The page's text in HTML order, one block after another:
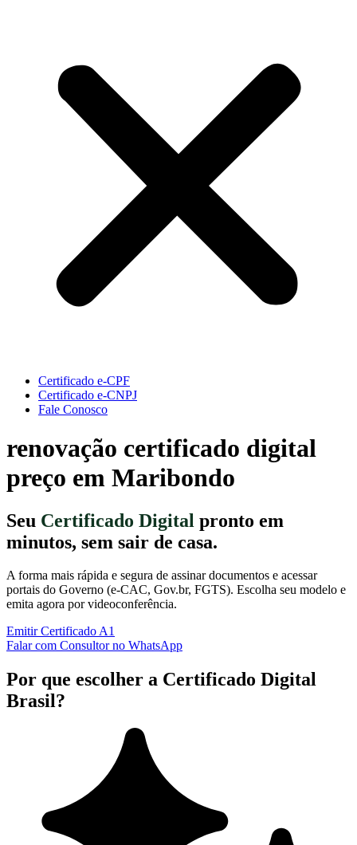
Certificado e-CPF
Certificado e-CNPJ
Fale Conosco
renovação certificado digital
preço em Maribondo
Seu Certificado Digital pronto em
minutos, sem sair de casa.
A forma mais rápida e segura de assinar documentos e acessar
portais do Governo (e-CAC, Gov.br, FGTS). Escolha seu modelo e
emita agora por videoconferência.
Emitir Certificado A1
Falar com Consultor no WhatsApp
Por que escolher a Certificado Digital
Brasil?